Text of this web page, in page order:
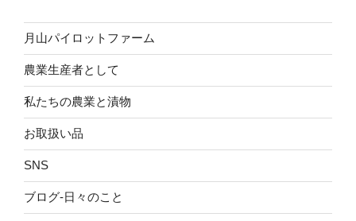
月山パイロットファーム
農業生産者として
私たちの農業と漬物
お取扱い品
SNS
ブログ-日々のこと